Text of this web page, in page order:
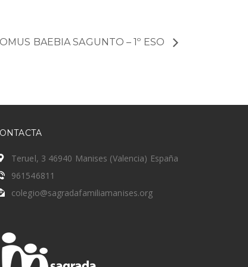
BAEBIA SAGUNTO – 1º ESO
Teruel, 3 46940 Manises (Valencia) España
961546811
colegio@sagradafamiliamanises.org